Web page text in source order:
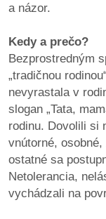
a názor.
Kedy a prečo?
Bezprostredným
„tradičnou
nevyrastala v
slogan „Tata,
rodinu. Dovolili si
vnútorné, osobné,
ostatné sa
Netolerancia,
vychádzali na